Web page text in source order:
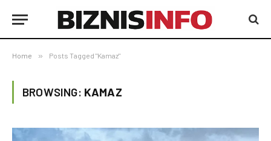
Home » Posts Tagged "Kamaz"
BROWSING: KAMAZ